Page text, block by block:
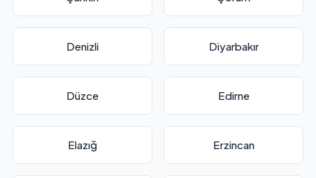
Denizli Diyarbakır
Düzce Edirne
Elazığ Erzincan